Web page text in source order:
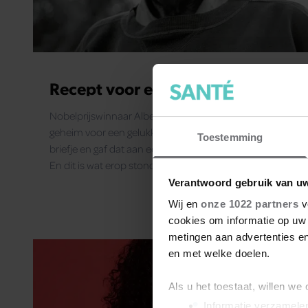
Toestemming
Verantwoord gebruik van
Wij en onze 1022 partners
cookies om informatie op
metingen aan advertenties
en met welke doelen.
Als u het toestaat, willen we
Recept voor een gelukkig leven
Nobelprijswinnaar Albert Einstein ontdekte het
geheim voor een gelukkig leven. Hij schreef het op een
briefje en gaf dat aan een hotelmedewerker in Japan.
En dit is wat erop stond...